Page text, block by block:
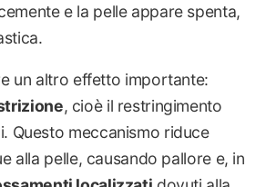
e la pelle appare spenta,
un altro effetto importante:
, cioè il restringimento
Questo meccanismo riduce
alla pelle, causando pallore e, in